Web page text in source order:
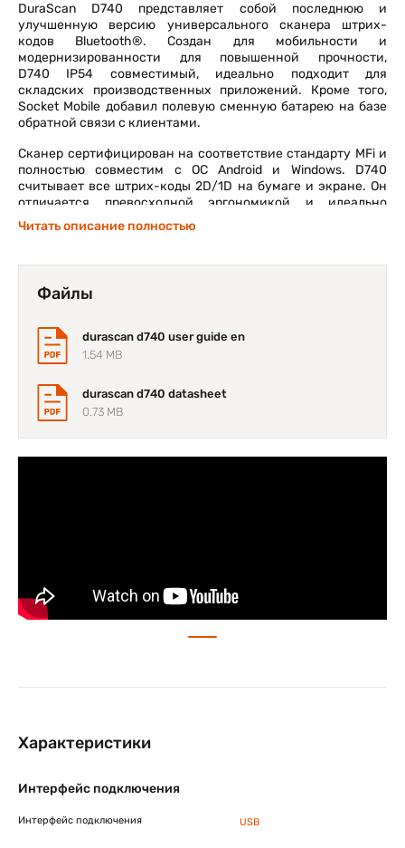
DuraScan D740 представляет собой последнюю и
улучшенную версию универсального сканера штрих-
кодов Bluetooth®. Создан для мобильности и
модернизированности для повышенной прочности,
D740 IP54 совместимый, идеально подходит для
складских производственных приложений. Кроме того,
Socket Mobile добавил полевую сменную батарею на базе
обратной связи с клиентами.
Сканер сертифицирован на соответствие стандарту MFi и
полностью совместим с ОС Android и Windows. D740
считывает все штрих-коды 2D/1D на бумаге и экране. Он
отличается превосходной эргономикой и идеально
вписывается в ваши руки. Она предназначена для
комфорта и расширенного использования; это легкий,
поместиться в вашей кармане сканер.
Читать описание полностью
Файлы
durascan d740 user guide en
1.54 MB
durascan d740 datasheet
0.73 MB
Характеристики
Интерфейс подключения
Интерфейс подключения USB